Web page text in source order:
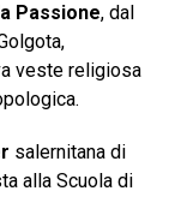
Passione, dal
veste religiosa
salernitana di
alla Scuola di